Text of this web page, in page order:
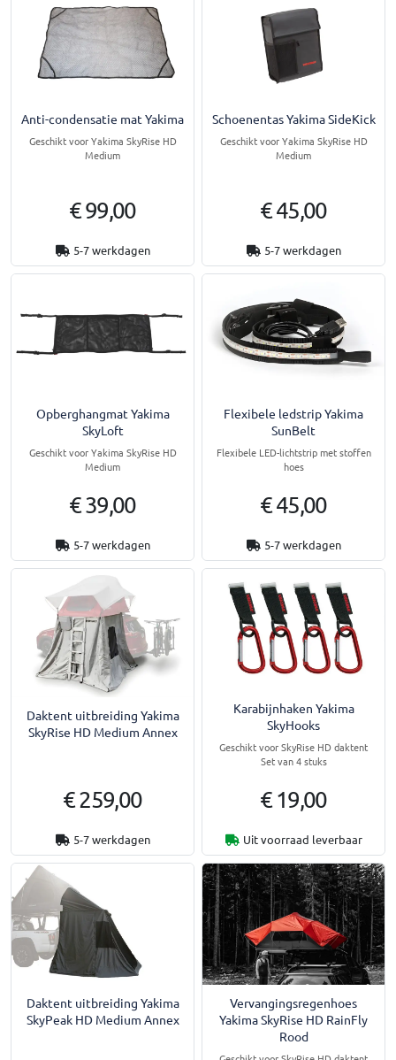
Anti-condensatie mat Yakima
Geschikt voor Yakima SkyRise HD
Medium
€ 99,00
5-7 werkdagen
Schoenentas Yakima SideKick
Geschikt voor Yakima SkyRise HD
Medium
€ 45,00
5-7 werkdagen
Opberghangmat Yakima
SkyLoft
Geschikt voor Yakima SkyRise HD
Medium
€ 39,00
5-7 werkdagen
Flexibele ledstrip Yakima
SunBelt
Flexibele LED-lichtstrip met stoffen
hoes
€ 45,00
5-7 werkdagen
Daktent uitbreiding Yakima
SkyRise HD Medium Annex
€ 259,00
5-7 werkdagen
Karabijnhaken Yakima
SkyHooks
Geschikt voor SkyRise HD daktent
Set van 4 stuks
€ 19,00
Uit voorraad leverbaar
Daktent uitbreiding Yakima
SkyPeak HD Medium Annex
Vervangingsregenhoes
Yakima SkyRise HD RainFly
Rood